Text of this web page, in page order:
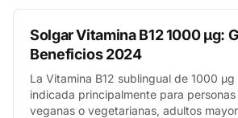
Solgar Vitamina B12 1000 µg:
Beneficios 2024
La Vitamina B12 sublingual de 1000
indicada principalmente para
veganas o vegetarianas, adultos